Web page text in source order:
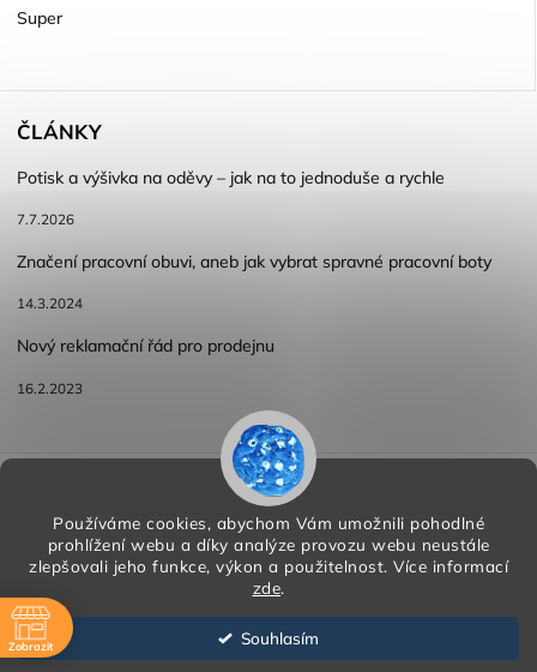
Používáme cookies, abychom Vám umožnili pohodlné
prohlížení webu a díky analýze provozu webu neustále
zlepšovali jeho funkce, výkon a použitelnost. Více informací
zde.
Souhlasím
Super
ČLÁNKY
Potisk a výšivka na oděvy – jak na to jednoduše a rychle
7.7.2026
Značení pracovní obuvi, aneb jak vybrat spravné pracovní boty
14.3.2024
Nový reklamační řád pro prodejnu
16.2.2023
Reklamace a vracení zboží
Podmínky ochrany osobních údajů
Copyright 2026 HORA PP s.r.o.
Shoptet | Design
Zobrazit